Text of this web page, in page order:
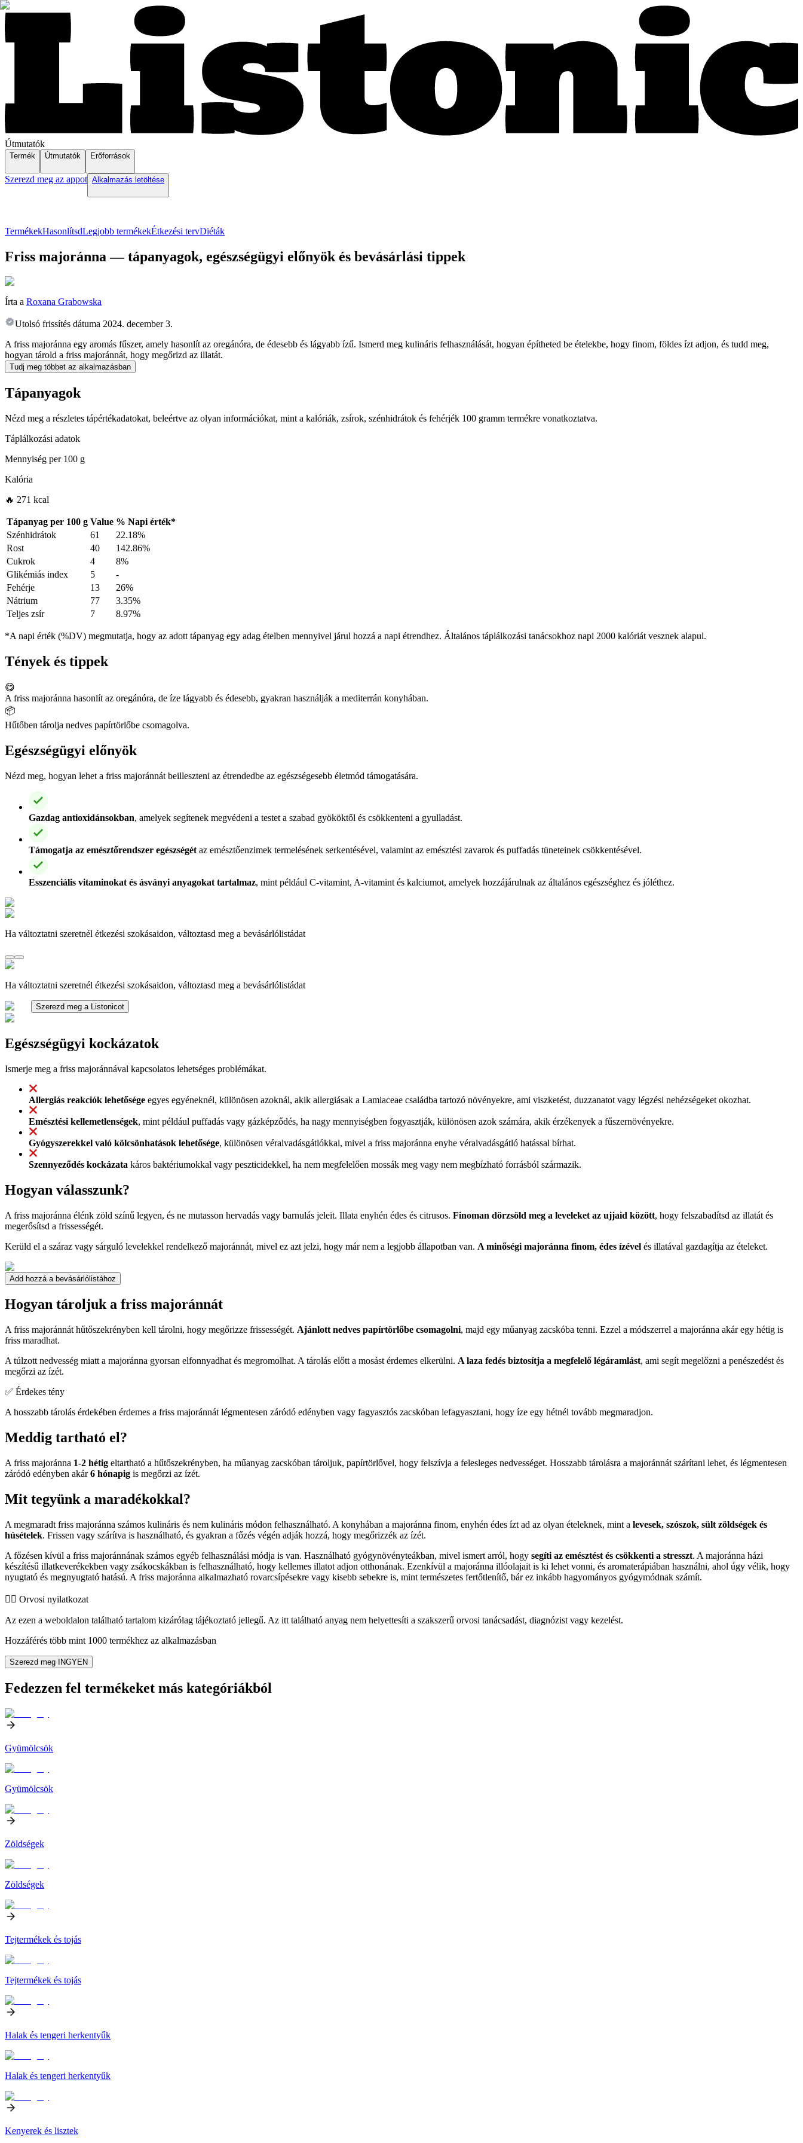
Útmutatók
Termék Útmutatók Erőforrások
Szerezd meg az appot Alkalmazás letöltése
TermékekHasonlítsdLegjobb termékekÉtkezési tervDiéták
Friss majoránna — tápanyagok, egészségügyi előnyök és bevásárlási tippek
Írta a Roxana Grabowska
Utolsó frissítés dátuma 2024. december 3.
A friss majoránna egy aromás fűszer, amely hasonlít az oregánóra, de édesebb és lágyabb ízű. Ismerd meg kulináris felhasználását, hogyan építheted be ételekbe, hogy finom, földes ízt adjon, és tudd meg,
hogyan tárold a friss majoránnát, hogy megőrizd az illatát.
Tudj meg többet az alkalmazásban
Tápanyagok
Nézd meg a részletes tápértékadatokat, beleértve az olyan információkat, mint a kalóriák, zsírok, szénhidrátok és fehérjék 100 gramm termékre vonatkoztatva.
Táplálkozási adatok
Mennyiség per100 g
Kalória
🔥 271 kcal
Tápanyag per 100 g Value % Napi érték*
Szénhidrátok
61
22.18%
Rost
40
142.86%
Cukrok
4
8%
Glikémiás index
5
-
Fehérje
13
26%
Nátrium
77
3.35%
Teljes zsír
7 8.97%
*A napi érték (%DV) megmutatja, hogy az adott tápanyag egy adag ételben mennyivel járul hozzá a napi étrendhez. Általános táplálkozási tanácsokhoz napi 2000 kalóriát vesznek alapul.
Tények és tippek
😋
A friss majoránna hasonlít az oregánóra, de íze lágyabb és édesebb, gyakran használják a mediterrán konyhában.
📦
Hűtőben tárolja nedves papírtörlőbe csomagolva.
Egészségügyi előnyök
Nézd meg, hogyan lehet a friss majoránnát beilleszteni az étrendedbe az egészségesebb életmód támogatására.
Gazdag antioxidánsokban, amelyek segítenek megvédeni a testet a szabad gyököktől és csökkenteni a gyulladást.
Támogatja az emésztőrendszer egészségét az emésztőenzimek termelésének serkentésével, valamint az emésztési zavarok és puffadás tüneteinek csökkentésével.
Esszenciális vitaminokat és ásványi anyagokat tartalmaz, mint például C-vitamint, A-vitamint és kalciumot, amelyek hozzájárulnak az általános egészséghez és jóléthez.
Ha változtatni szeretnél étkezési szokásaidon, változtasd meg a bevásárlólistádat
Ha változtatni szeretnél étkezési szokásaidon, változtasd meg a bevásárlólistádat
Szerezd meg a Listonicot
Egészségügyi kockázatok
Ismerje meg a friss majoránnával kapcsolatos lehetséges problémákat.
Allergiás reakciók lehetősége egyes egyéneknél, különösen azoknál, akik allergiásak a Lamiaceae családba tartozó növényekre, ami viszketést, duzzanatot vagy légzési nehézségeket okozhat.
Emésztési kellemetlenségek, mint például puffadás vagy gázképződés, ha nagy mennyiségben fogyasztják, különösen azok számára, akik érzékenyek a fűszernövényekre.
Gyógyszerekkel való kölcsönhatások lehetősége, különösen véralvadásgátlókkal, mivel a friss majoránna enyhe véralvadásgátló hatással bírhat.
Szennyeződés kockázata káros baktériumokkal vagy peszticidekkel, ha nem megfelelően mossák meg vagy nem megbízható forrásból származik.
Hogyan válasszunk?
A friss majoránna élénk zöld színű legyen, és ne mutasson hervadás vagy barnulás jeleit. Illata enyhén édes és citrusos. Finoman dörzsöld meg a leveleket az ujjaid között, hogy felszabadítsd az illatát és
megerősítsd a frissességét.
Kerüld el a száraz vagy sárguló levelekkel rendelkező majoránnát, mivel ez azt jelzi, hogy már nem a legjobb állapotban van. A minőségi majoránna finom, édes ízével és illatával gazdagítja az ételeket.
Add hozzá a bevásárlólistához
Hogyan tároljuk a friss majoránnát
A friss majoránnát hűtőszekrényben kell tárolni, hogy megőrizze frissességét. Ajánlott nedves papírtörlőbe csomagolni, majd egy műanyag zacskóba tenni. Ezzel a módszerrel a majoránna akár egy hétig is
friss maradhat.
A túlzott nedvesség miatt a majoránna gyorsan elfonnyadhat és megromolhat. A tárolás előtt a mosást érdemes elkerülni. A laza fedés biztosítja a megfelelő légáramlást, ami segít megelőzni a penészedést és
megőrzi az ízét.
✅ Érdekes tény
A hosszabb tárolás érdekében érdemes a friss majoránnát légmentesen záródó edényben vagy fagyasztós zacskóban lefagyasztani, hogy íze egy hétnél tovább megmaradjon.
Meddig tartható el?
A friss majoránna 1-2 hétig eltartható a hűtőszekrényben, ha műanyag zacskóban tároljuk, papírtörlővel, hogy felszívja a felesleges nedvességet. Hosszabb tárolásra a majoránnát szárítani lehet, és légmentesen
záródó edényben akár6 hónapig is megőrzi az ízét.
Mit tegyünk a maradékokkal?
A megmaradt friss majoránna számos kulináris és nem kulináris módon felhasználható. A konyhában a majoránna finom, enyhén édes ízt ad az olyan ételeknek, mint a levesek, szószok, sült zöldségek és
húsételek. Frissen vagy szárítva is használható, és gyakran a főzés végén adják hozzá, hogy megőrizzék az ízét.
A főzésen kívül a friss majoránnának számos egyéb felhasználási módja is van. Használható gyógynövényteákban, mivel ismert arról, hogy segíti az emésztést és csökkenti a stresszt. A majoránna házi
készítésű illatkeverékekben vagy zsákocskákban is felhasználható, hogy kellemes illatot adjon otthonának. Ezenkívül a majoránna illóolajait is ki lehet vonni, és aromaterápiában használni, ahol úgy vélik, hogy
nyugtató és megnyugtató hatású. A friss majoránna alkalmazható rovarcsípésekre vagy kisebb sebekre is, mint természetes fertőtlenítő, bár ez inkább hagyományos gyógymódnak számít.
👨‍⚕️️ Orvosi nyilatkozat
Az ezen a weboldalon található tartalom kizárólag tájékoztató jellegű. Az itt található anyag nem helyettesíti a szakszerű orvosi tanácsadást, diagnózist vagy kezelést.
Hozzáférés több mint 1000 termékhez az alkalmazásban
Szerezd meg INGYEN
Fedezzen fel termékeket más kategóriákból
Gyümölcsök
Gyümölcsök
Zöldségek
Zöldségek
Tejtermékek és tojás
Tejtermékek és tojás
Halak és tengeri herkentyűk
Halak és tengeri herkentyűk
Kenyerek és lisztek